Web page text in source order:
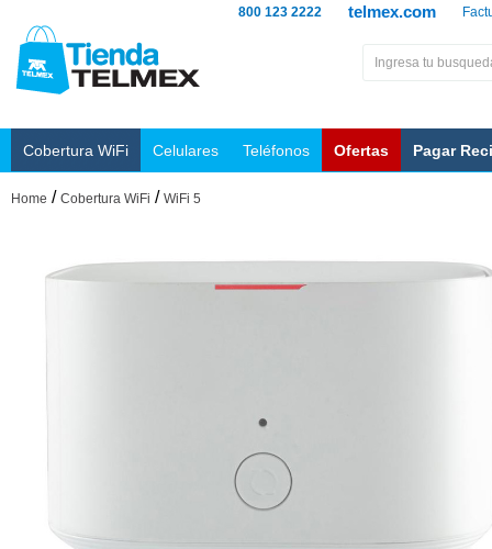
telmex.com
800 123 2222
Cobertura WiFi Celulares Teléfonos Ofertas Pagar
Home / Cobertura WiFi / WiFi 5